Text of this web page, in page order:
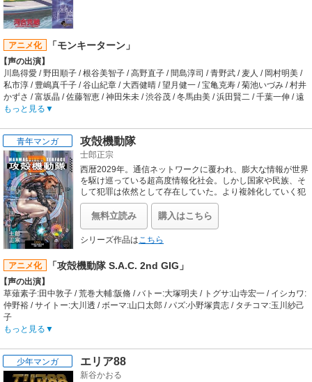
アニメ化 「モンキーターン」
【声の出演】
川島得愛 / 野田順子 / 根谷美智子 / 高野直子 / 間島淳司 / 青野武 / 麦人 / 岡村明美 /
私市淳 / 豊嶋真千子 / 谷山紀章 / 大西健晴 / 望月健一 / 宝亀克寿 / 菊池いづみ / 村井
かずさ / 富坂晶 / 佐藤智恵 / 神田朱未 / 渋谷茂 / 冬馬由美 / 浜田賢二 / 千葉一伸 / 遠
近孝一 / 中村大樹 / 山崎たくみ / 茶風林 / 久川綾 / 喜多川拓郎 / 真山亜子 / 小西克幸
【あらすじ】
モンキーターンとは、競艇においてボートを全速で旋回させる華麗で高度なテク
ニック。主人公・波多野憲ニはそのモンキーターンに衝撃を受け、競艇選手にな
ることを決意する。実在する競艇選手の研修所・全国のレース場を舞台に同期の
ライバル洞口雄大や女子レーサー青島優子とともに、超激しく鬼ガンコな師匠の
もと、日本一のレーサーを目指し、様々な難関を乗り越えていく。
【制作会社】
OLM
【スタッフ情報】
原作:河合克敏（小学館「週刊少年サンデー」連載）
監督:秋山勝仁
キャラクターデザイン:奥田淳 / シリーズ構成:冨岡淳広 / 音響監督:渡辺淳 / 音響制
作:HALFH・PSTUDIO
【音楽】
OP:JEWELRY「ココロが止まらない」 / ED:高岡亜衣「光と風と君の中で」、
GARNET CROW「君を飾る花を咲かそう」
もっと見る
青年マンガ 攻殻機動隊
士郎正宗
西暦2029年。通信ネットワークに覆われ、膨大な情報が世界
を駆け巡っている超高度情報化社会。しかし国家や民族、そ
して犯罪は依然として存在していた。より複雑化していく犯
罪に対抗すべく結成された特殊部隊……公安9課に所属する
その組織の名は、『攻殻機動隊』！ 1989年より「ヤングマ
力、そして膨大な情報量で大ヒットとなった士郎正宗作品!!
無料立読み 購入はこちら
シリーズ作品は こちら
アニメ化 「攻殻機動隊 S.A.C. 2nd GIG」
【声の出演】
草薙素子:田中敦子 / 荒巻大輔:阪脩 / バトー:大塚明夫 / トグサ:山寺宏一 / イシカワ:
仲野裕 / サイトー:大川透 / ボーマ:山口太郎 / パズ:小野塚貴志 / タチコマ:玉川紗己
子
【あらすじ】
活動をしていた。ある夜、中国大使館で「個別の11人」と名乗るテロ組織による
人質立て籠もり事件が勃発する。彼らの要求は、アジア招慰難民受け入れの即時
撤廃と招慰難民居住区の完全閉鎖だった。公安9課の面々が再び集合する。今度
もっと見る
少年マンガ エリア88
新谷かおる